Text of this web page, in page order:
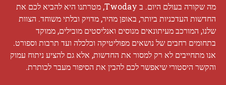
מה שקורה בעולם היום. ב Twoday, מטרתנו היא להביא לכם את
החדשות העדכניות ביותר, באופן מהיר, מדויק ובלתי משוחד. הצוות
שלנו, המורכב מעיתונאים מנוסים ואנליסטים מובילים, ממוקד
בתחומים רחבים של נושאים מפוליטיקה וכלכלה ועד תרבות וספורט.
אנו מתחייבים לא רק למסור את החדשות, אלא גם להציע ניתוח עמוק
והקשר היסטורי שיאפשר לכם להבין את הסיפור מעבר לכותרת.